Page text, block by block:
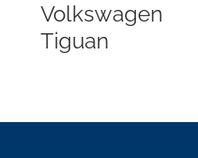
Volkswagen
Tiguan